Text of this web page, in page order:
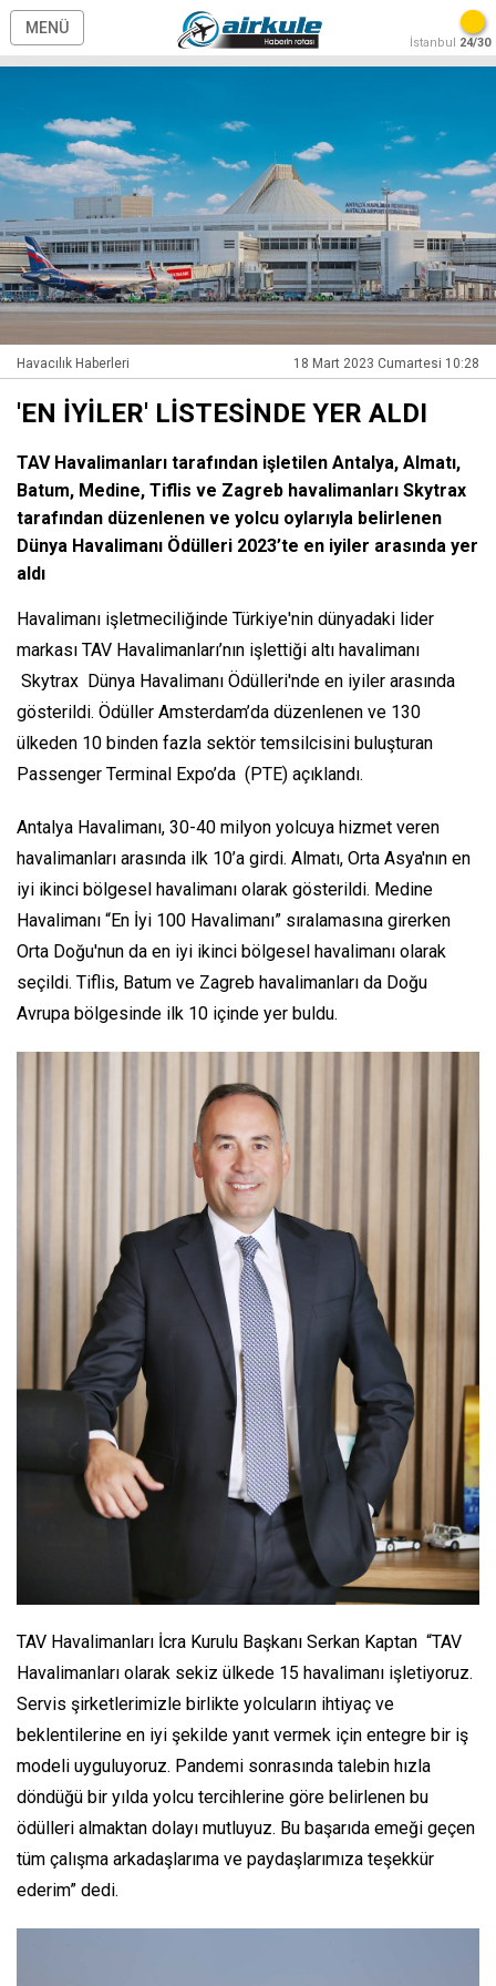
MENÜ
İstanbul 24/30
Havacılık Haberleri 18 Mart 2023 Cumartesi 10:28
'EN İYİLER' LİSTESİNDE YER ALDI
TAV Havalimanları tarafından işletilen Antalya, Almatı,
Batum, Medine, Tiflis ve Zagreb havalimanları Skytrax
tarafından düzenlenen ve yolcu oylarıyla belirlenen
Dünya Havalimanı Ödülleri 2023’te en iyiler arasında yer
aldı
Havalimanı işletmeciliğinde Türkiye'nin dünyadaki lider
markası TAV Havalimanları’nın işlettiği altı havalimanı
Skytrax Dünya Havalimanı Ödülleri'nde en iyiler arasında
gösterildi. Ödüller Amsterdam’da düzenlenen ve 130
ülkeden 10 binden fazla sektör temsilcisini buluşturan
Passenger Terminal Expo’da (PTE) açıklandı.
Antalya Havalimanı, 30-40 milyon yolcuya hizmet veren
havalimanları arasında ilk 10’a girdi. Almatı, Orta Asya'nın en
iyi ikinci bölgesel havalimanı olarak gösterildi. Medine
Havalimanı “En İyi 100 Havalimanı” sıralamasına girerken
Orta Doğu'nun da en iyi ikinci bölgesel havalimanı olarak
seçildi. Tiflis, Batum ve Zagreb havalimanları da Doğu
Avrupa bölgesinde ilk 10 içinde yer buldu.
TAV Havalimanları İcra Kurulu Başkanı Serkan Kaptan “TAV
Havalimanları olarak sekiz ülkede 15 havalimanı işletiyoruz.
Servis şirketlerimizle birlikte yolcuların ihtiyaç ve
beklentilerine en iyi şekilde yanıt vermek için entegre bir iş
modeli uyguluyoruz. Pandemi sonrasında talebin hızla
döndüğü bir yılda yolcu tercihlerine göre belirlenen bu
ödülleri almaktan dolayı mutluyuz. Bu başarıda emeği geçen
tüm çalışma arkadaşlarıma ve paydaşlarımıza teşekkür
ederim” dedi.